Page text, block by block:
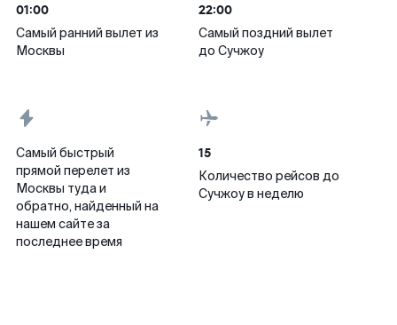
01:00
Самый ранний вылет из
Москвы
22:00
Самый поздний вылет
до Сучжоу
Самый быстрый
прямой перелет из
Москвы туда и
обратно, найденный на
нашем сайте за
последнее время
15
Количество рейсов до
Сучжоу в неделю